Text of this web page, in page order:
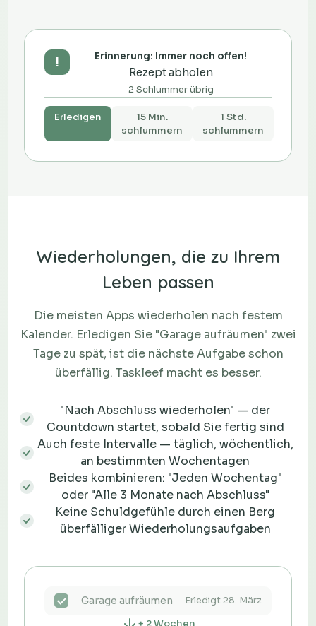
! Erinnerung: Immer noch offen!
Rezept abholen
2 Schlummer übrig
Erledigen
15 Min.
schlummern
1 Std.
schlummern
Wiederholungen, die zu Ihrem
Leben passen
Die meisten Apps wiederholen nach festem
Kalender. Erledigen Sie "Garage aufräumen" zwei
Tage zu spät, ist die nächste Aufgabe schon
überfällig. Taskleef macht es besser.
"Nach Abschluss wiederholen" — der
Countdown startet, sobald Sie fertig sind
Auch feste Intervalle — täglich, wöchentlich,
an bestimmten Wochentagen
Beides kombinieren: "Jeden Wochentag"
oder "Alle 3 Monate nach Abschluss"
Keine Schuldgefühle durch einen Berg
überfälliger Wiederholungsaufgaben
Garage aufräumen Erledigt 28. März
+ 2 Wochen